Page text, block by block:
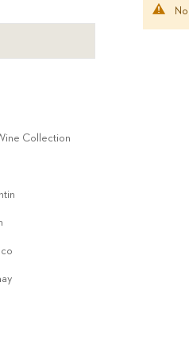
Collection